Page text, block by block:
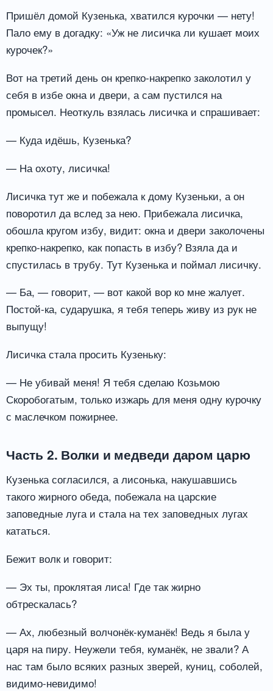
Пришёл домой Кузенька, хватился курочки — нету!
Пало ему в догадку: «Уж не лисичка ли кушает моих
курочек?»
Вот на третий день он крепко-накрепко заколотил у
себя в избе окна и двери, а сам пустился на
промысел. Неоткуль взялась лисичка и спрашивает:
— Куда идёшь, Кузенька?
— На охоту, лисичка!
Лисичка тут же и побежала к дому Кузеньки, а он
поворотил да вслед за нею. Прибежала лисичка,
обошла кругом избу, видит: окна и двери заколочены
крепко-накрепко, как попасть в избу? Взяла да и
спустилась в трубу. Тут Кузенька и поймал лисичку.
— Ба, — говорит, — вот какой вор ко мне жалует.
Постой-ка, сударушка, я тебя теперь живу из рук не
выпущу!
Лисичка стала просить Кузеньку:
— Не убивай меня! Я тебя сделаю Козьмою
Скоробогатым, только изжарь для меня одну курочку
с маслечком пожирнее.
Часть 2. Волки и медведи даром царю
Кузенька согласился, а лисонька, накушавшись
такого жирного обеда, побежала на царские
заповедные луга и стала на тех заповедных лугах
кататься.
Бежит волк и говорит:
— Эх ты, проклятая лиса! Где так жирно
обтрескалась?
— Ах, любезный волчонёк-куманёк! Ведь я была у
царя на пиру. Неужели тебя, куманёк, не звали? А
нас там было всяких разных зверей, куниц, соболей,
видимо-невидимо!